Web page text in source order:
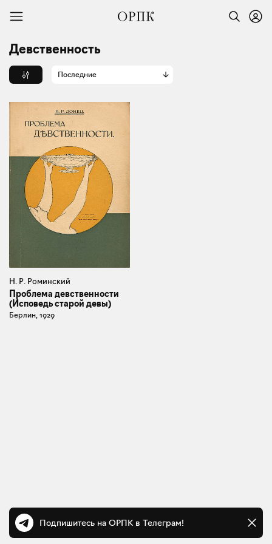
Девственность
Последние
Н. Р. Роминский
Проблема девственности
(Исповедь старой девы)
Берлин, 1929
Подпишитесь на ОРПК в Телеграм!